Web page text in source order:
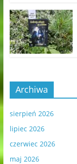
Archiwa
sierpień 2026
lipiec 2026
czerwiec 2026
maj 2026